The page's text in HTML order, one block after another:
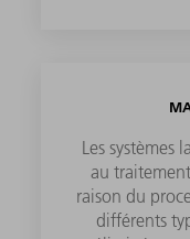
Les systèmes
au
raison du
différents